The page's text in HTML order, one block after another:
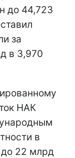
до 44,723
за
в 3,970
НАК
в
до 22 млрд